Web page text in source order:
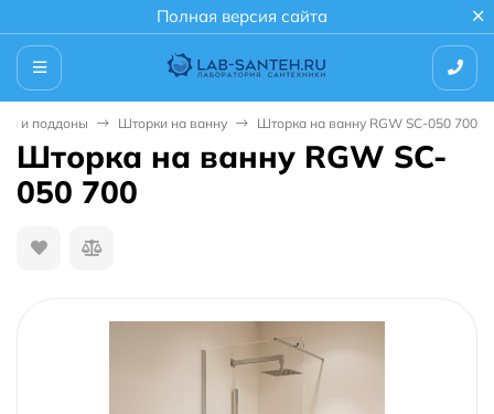
Полная версия сайта
и поддоны Шторки на ванну Шторка на ванну RGW SC-050 700
Шторка на ванну RGW SC-
050 700